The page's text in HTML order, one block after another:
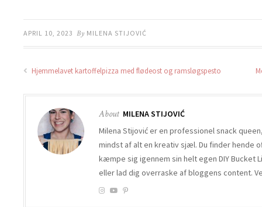
APRIL 10, 2023 By MILENA STIJOVIĆ
Hjemmelavet kartoffelpizza med flødeost og ramsløgspesto
About MILENA STIJOVIĆ
Milena Stijović er en professionel snack
mindst af alt en kreativ sjæl. Du finder hende
kæmpe sig igennem sin helt egen DIY Bucket
eller lad dig overraske af bloggens content.